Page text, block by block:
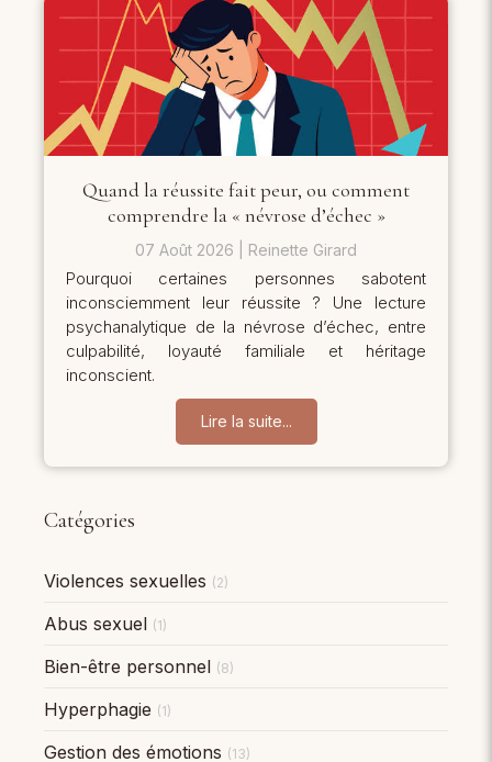
Quand la réussite fait peur, ou comment
comprendre la « névrose d’échec »
07 Août 2026 Reinette Girard
Pourquoi certaines personnes sabotent
inconsciemment leur réussite ? Une lecture
psychanalytique de la névrose d’échec, entre
culpabilité, loyauté familiale et héritage
inconscient.
Lire la suite...
Catégories
Violences sexuelles (2)
Abus sexuel (1)
Bien-être personnel (8)
Hyperphagie (1)
Gestion des émotions (13)